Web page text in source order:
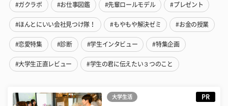
#ガクラボ #お仕事図鑑 #先輩ロールモデル #プレゼント
#ほんとにいい会社見つけ隊！ #もやもや解決ゼミ #お金の授業
#恋愛特集 #診断 #学生インタビュー #特集企画
#大学生正直レビュー #学生の君に伝えたい３つのこと
大学生活 PR